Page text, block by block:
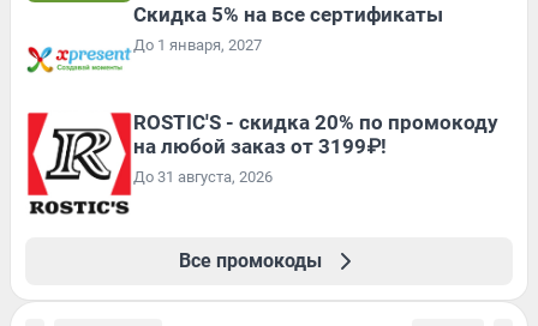
Скидка 5% на все сертификаты
До 1 января, 2027
ROSTIC'S - скидка 20% по промокоду
на любой заказ от 3199₽!
До 31 августа, 2026
Все промокоды